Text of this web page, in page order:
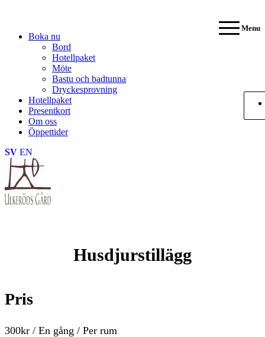
Boka nu
Bord
Hotellpaket
Möte
Bastu och badtunna
Dryckesprovning
Hotellpaket
Presentkort
Om oss
Öppettider
SV EN
Menu
Husdjurstillägg
Pris
300kr / En gång / Per rum